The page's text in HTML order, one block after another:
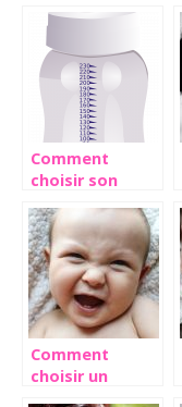
jetables
conventionnelles ?
Comment
choisir son
garantir un bon
alaitement ?
Comment
choisir un